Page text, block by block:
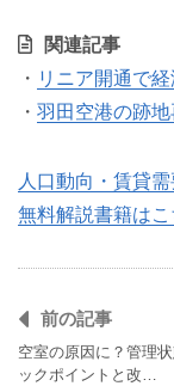
関連記事
・ リニア開通で
・ 羽田空港の跡
人口動向・賃貸
無料解説書籍はこ
前の記事
空室の原因に？管理
ックポイントと改…